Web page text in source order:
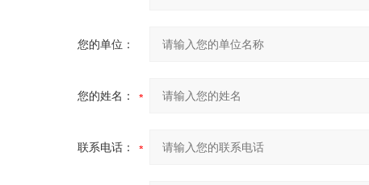
您的单位：
您的姓名：
联系电话：